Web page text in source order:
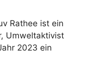
Rathee ist ein
Umweltaktivist
2023 ein